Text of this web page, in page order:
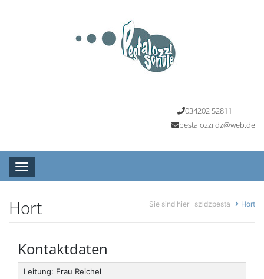
034202 52811
pestalozzi.dz@web.de
Toggle navigation
Hort Sie sind hier szldzpesta Hort
Kontaktdaten
Leitung: Frau Reichel